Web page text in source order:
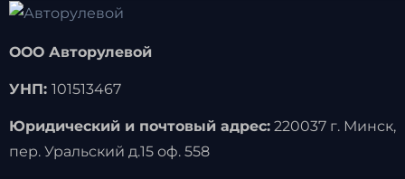
ООО Авторулевой
УНП: 101513467
Юридический и почтовый адрес:220037 г. Минск,
пер. Уральский д.15 оф. 558